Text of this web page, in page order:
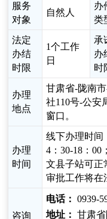
服务
对象
自然人
办
类
法定
办结
时限
1个工作
日
承
办
时
办理
地点
甘肃省-陇南
社110号-公安
窗口。
办理
时间
线下办理时间
4：30-18：
文县子站可正
审批工作将在
咨询
电话： 0939-
地址： 甘肃